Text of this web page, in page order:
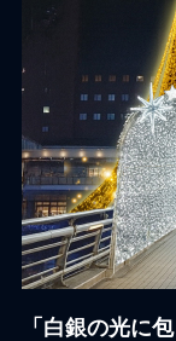
「白銀の光に